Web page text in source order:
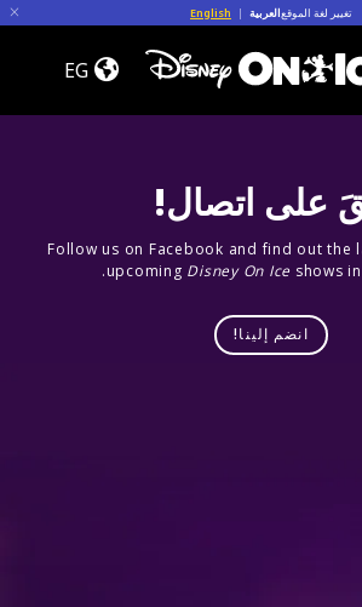
تغيير لغة الموقعالعربية |
English
EG
على اتصال!
Follow us on Facebook and find out the
upcoming Disney On Ice shows
انضم إلينا!